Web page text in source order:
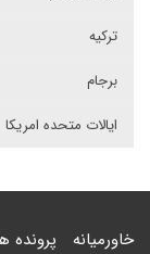
ترکیه
برجام
ایالات متحده امریکا
خاورمیانه پرونده